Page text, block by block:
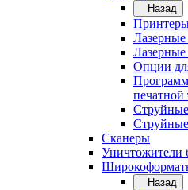
Назад
Опции
печатной
Сканеры
Уничтожители
Назад